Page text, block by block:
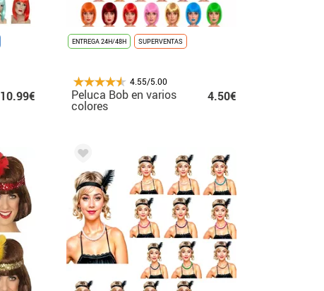
10.99€
ENTREGA 24H/48H SUPERVENTAS
4.55/5.00
Peluca Bob en varios
colores
4.50€